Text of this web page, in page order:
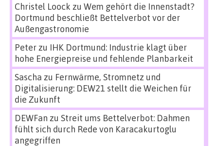
Christel Loock zu Wem gehört die Innenstadt?
Dortmund beschließt Bettelverbot vor der
Außengastronomie
Peterzu IHK Dortmund: Industrie klagt über
hohe Energiepreise und fehlende Planbarkeit
Sascha zu Fernwärme, Stromnetz und
Digitalisierung: DEW21 stellt die Weichen für
die Zukunft
DEWFan zu Streit ums Bettelverbot: Dahmen
fühlt sich durch Rede von Karacakurtoglu
angegriffen